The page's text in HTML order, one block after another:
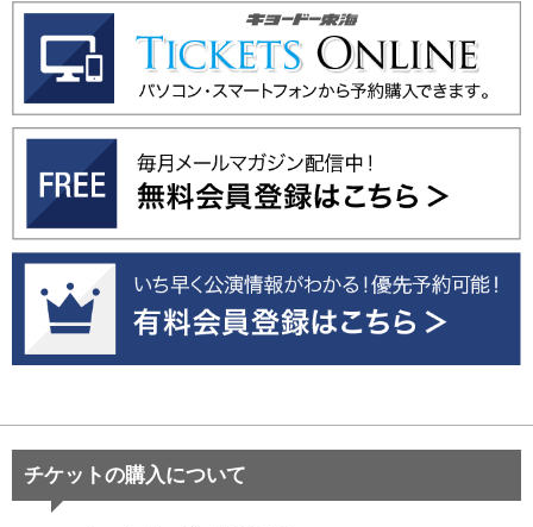
チケットの購入について